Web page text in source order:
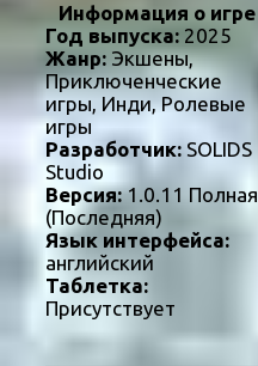
Информация о игре
Год выпуска: 2025
Жанр: Экшены,
Приключенческие
игры, Инди, Ролевые
игры
Разработчик: SOLIDS
Studio
Версия:1.0.11 Полная
(Последняя)
Язык интерфейса:
английский
Таблетка:
Присутствует